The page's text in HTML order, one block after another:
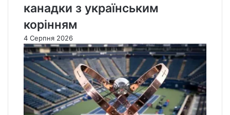
канадки з українським
корінням
4 Серпня 2026